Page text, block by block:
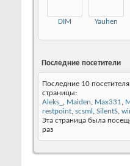
DIM
Последние посетители
Последние 10